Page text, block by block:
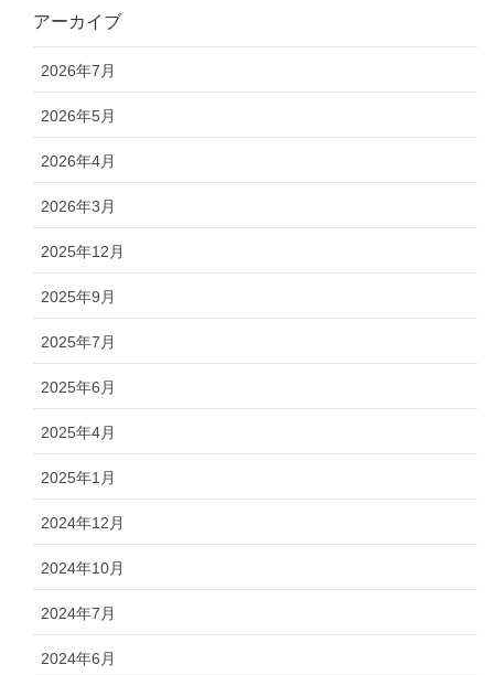
アーカイブ
2026年7月
2026年5月
2026年4月
2026年3月
2025年12月
2025年9月
2025年7月
2025年6月
2025年4月
2025年1月
2024年12月
2024年10月
2024年7月
2024年6月